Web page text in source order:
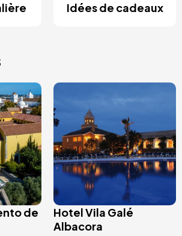
Idées de cadeaux
de
Image
Hotel Vila Galé
Albacora